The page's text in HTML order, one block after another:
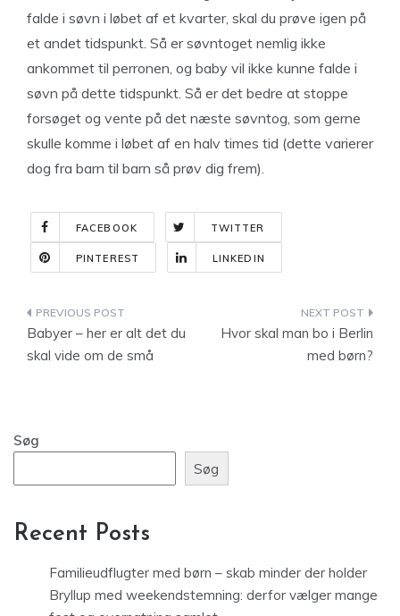
falde i søvn i løbet af et kvarter, skal du prøve igen på
et andet tidspunkt. Så er søvntoget nemlig ikke
ankommet til perronen, og baby vil ikke kunne falde i
søvn på dette tidspunkt. Så er det bedre at stoppe
forsøget og vente på det næste søvntog, som gerne
skulle komme i løbet af en halv times tid (dette varierer
dog fra barn til barn så prøv dig frem).
FACEBOOK TWITTER
PINTEREST LINKEDIN
Indlægsnavigation
Babyer – her er alt det du
skal vide om de små
Hvor skal man bo i Berlin
med børn?
Søg
Søg
Recent Posts
Familieudflugter med børn – skab minder der holder
Bryllup med weekendstemning: derfor vælger mange